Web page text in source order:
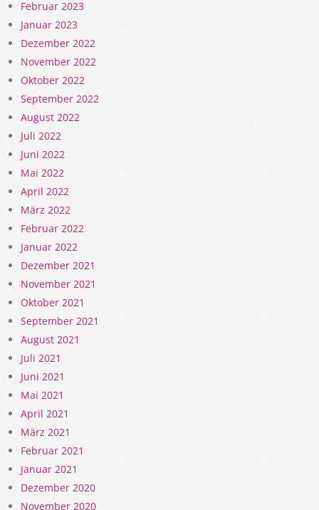
Februar 2023
Januar 2023
Dezember 2022
November 2022
Oktober 2022
September 2022
August 2022
Juli 2022
Juni 2022
Mai 2022
April 2022
März 2022
Februar 2022
Januar 2022
Dezember 2021
November 2021
Oktober 2021
September 2021
August 2021
Juli 2021
Juni 2021
Mai 2021
April 2021
März 2021
Februar 2021
Januar 2021
Dezember 2020
November 2020